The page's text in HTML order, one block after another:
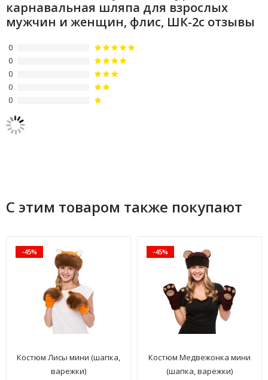
карнавальная шляпа для взрослых
мужчин и женщин, флис, ШК-2с отзывы
0
0
0
0
0
С этим товаром также покупают
-45%
Костюм Лисы мини (шапка,
варежки)
-45%
Костюм Медвежонка мини
(шапка, варежки)